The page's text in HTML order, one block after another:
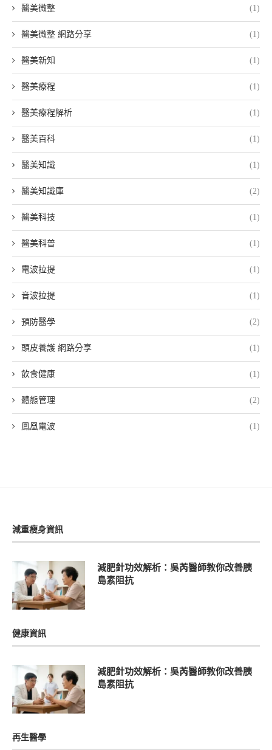
醫美微整 (1)
醫美微整 網路分享 (1)
醫美新知 (1)
醫美療程 (1)
醫美療程解析 (1)
醫美百科 (1)
醫美知識 (1)
醫美知識庫 (2)
醫美科技 (1)
醫美科普 (1)
電波拉提 (1)
音波拉提 (1)
預防醫學 (2)
頭皮養護 網路分享 (1)
飲食健康 (1)
體態管理 (2)
鳳凰電波 (1)
減重瘦身資訊
減肥針功效解析：吳芮醫師教你改善胰
島素阻抗
健康資訊
減肥針功效解析：吳芮醫師教你改善胰
島素阻抗
再生醫學